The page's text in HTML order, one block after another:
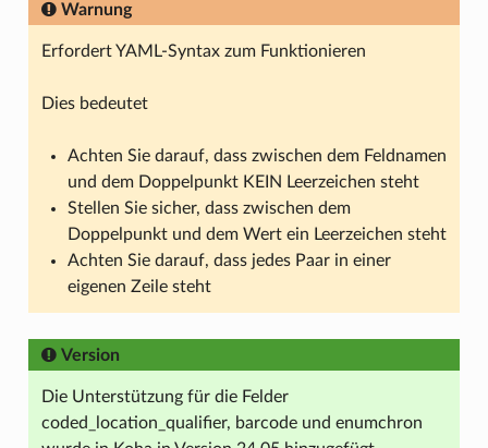
Warnung
Erfordert YAML-Syntax zum Funktionieren
Dies bedeutet
Achten Sie darauf, dass zwischen dem Feldnamen
und dem Doppelpunkt KEIN Leerzeichen steht
Stellen Sie sicher, dass zwischen dem
Doppelpunkt und dem Wert ein Leerzeichen steht
Achten Sie darauf, dass jedes Paar in einer
eigenen Zeile steht
Version
Die Unterstützung für die Felder
coded_location_qualifier, barcode und enumchron